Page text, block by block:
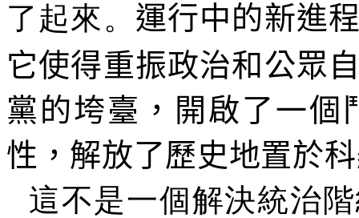
了起來。 運行中的新進
它使得重振政治和公眾
黨的垮臺，開啟了一個
性，解放了歷史地置於
這不是一個解決統治